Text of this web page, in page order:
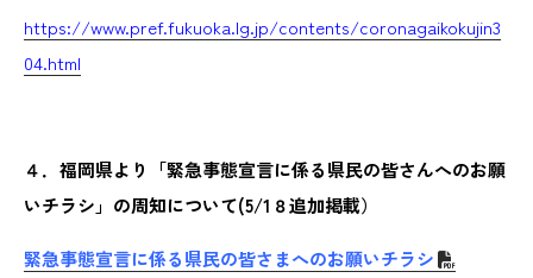
https://www.pref.fukuoka.lg.jp/contents/coronagaikokujin3
04.html
４．福岡県より「緊急事態宣言に係る県民の皆さんへのお願
いチラシ」の周知について(5/1８追加掲載）
緊急事態宣言に係る県民の皆さまへのお願いチラシ